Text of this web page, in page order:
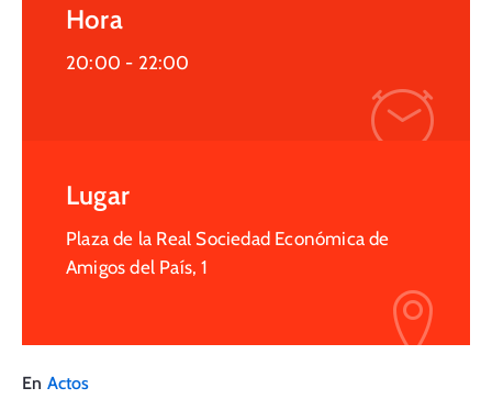
Hora
20:00 - 22:00
Lugar
Plaza de la Real Sociedad Económica de
Amigos del País, 1
En Actos